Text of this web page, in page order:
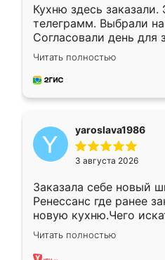
Кухню здесь
телеграмм. Выбрали
Согласовали день для
недели кухня была уже
довольны работой.
мебель за
Читать полностью
yaroslava1986
3 августа 2026
Заказала себе новый
Ренессанс где ранее
новую кухню.Чего
вполне довольна.
два года, нареканий нет.
Читать полностью